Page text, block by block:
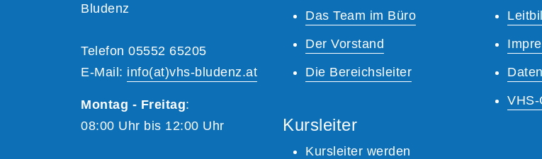
Bludenz
Telefon 05552 65205
E-Mail: info(at)vhs-bludenz.at
Montag - Freitag:
08:00 Uhr bis 12:00 Uhr
Das Team im Büro
Der Vorstand
Die Bereichsleiter
Kursleiter
Kursleiter werden